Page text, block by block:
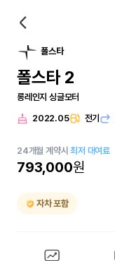
폴스타
폴스타 2
롱레인지 싱글모터
2022.05 전기
24개월 계약시최저 대여료
793,000원
자차 포함